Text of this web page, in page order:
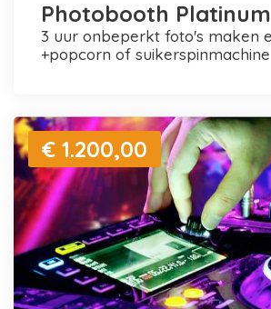
Photobooth Platinum
3 uur onbeperkt foto's maken en printen
+popcorn of suikerspinmachine
€ 1.200,00